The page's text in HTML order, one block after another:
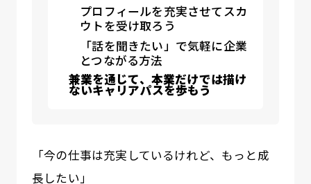
プロフィールを充実させてスカ
ウトを受け取ろう
「話を聞きたい」で気軽に企業
とつながる方法
兼業を通じて、本業だけでは描け
ないキャリアパスを歩もう
「今の仕事は充実しているけれど、もっと成
長したい」